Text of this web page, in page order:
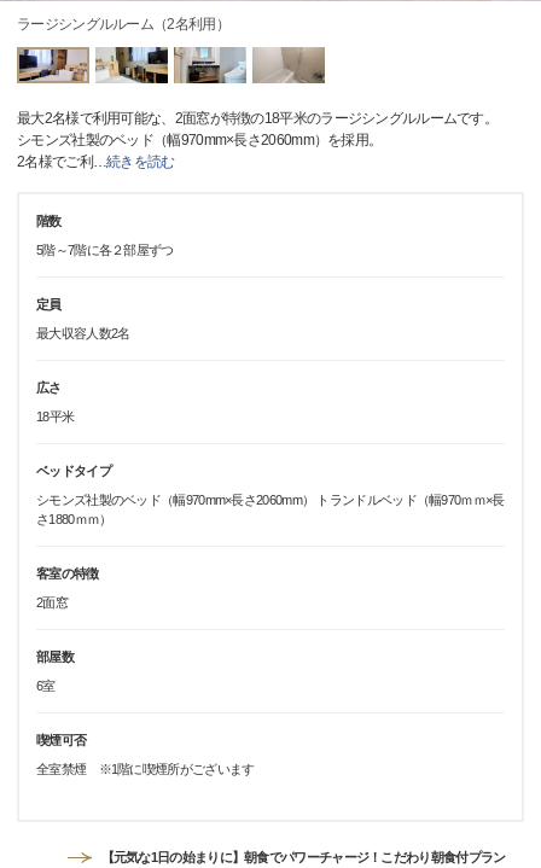
ラージシングルルーム（2名利用）
最大2名様で利用可能な、2面窓が特徴の18平米のラージシングルルームです。
シモンズ社製のベッド（幅970mm×長さ2060mm）を採用。
2名様でご利 …続きを読む
階数
5階～7階に各２部屋ずつ
定員
最大収容人数2名
広さ
18平米
ベッドタイプ
シモンズ社製のベッド（幅970mm×長さ2060mm） トランドルベッド（幅970ｍｍ×長
さ1880ｍｍ）
客室の特徴
2面窓
部屋数
6室
喫煙可否
全室禁煙 ※1階に喫煙所がございます
【元気な1日の始まりに】朝食でパワーチャージ！こだわり朝食付プラン